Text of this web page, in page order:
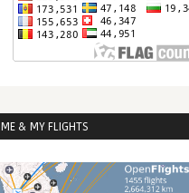
ME & MY FLIGHTS